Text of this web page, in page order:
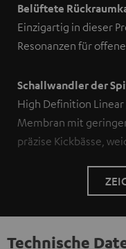
Belüftete
Einzigartig in dieser
Resonanzen für
Schallwandler der
High Definition
Membran mit
präzise Kickbässe,
Technische